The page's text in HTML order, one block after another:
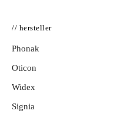
// hersteller
Phonak
Oticon
Widex
Signia